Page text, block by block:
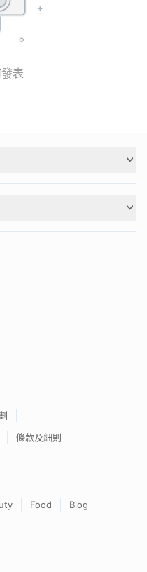
表
條款及細則
Food
Blog